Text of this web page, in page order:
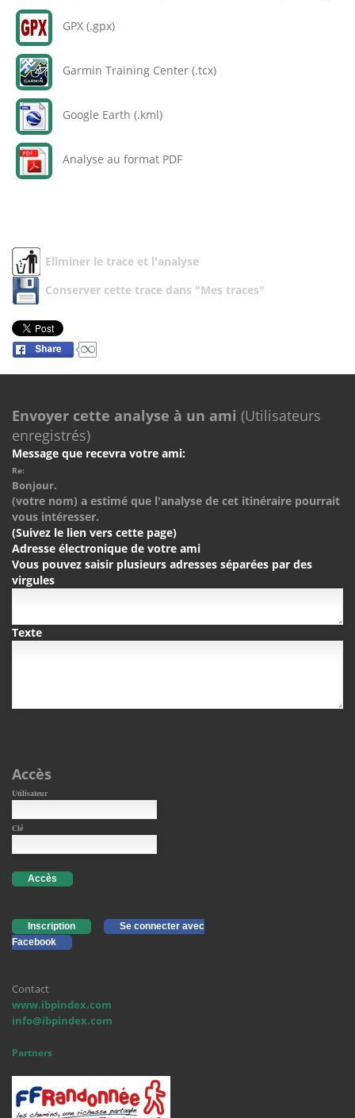
GPX (.gpx)
Garmin Training Center (.tcx)
Google Earth (.kml)
Analyse au format PDF
Eliminer le trace et l'analyse
Conserver cette trace dans "Mes traces"
Envoyer cette analyse à un ami (Utilisateurs
enregistrés)
Message que recevra votre ami:
Re:
Bonjour.
(votre nom) a estimé que l'analyse de cet itinéraire pourrait
vous intéresser.
(Suivez le lien vers cette page)
Adresse électronique de votre ami
Vous pouvez saisir plusieurs adresses séparées par des
virgules
Texte
Accès
Utilisateur
Clé
Accès
Inscription
Se connecter avec
Facebook
Contact
www.ibpindex.com
info@ibpindex.com
Partners